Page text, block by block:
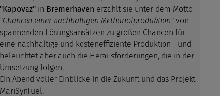
"Kapovaz" in Bremerhaven erzählt sie unter dem Motto
"Chancen einer nachhaltigen Methanolproduktion" von
spannenden Lösungsansätzen zu großen Chancen für
eine nachhaltige und kosteneffiziente Produktion - und
beleuchtet aber auch die Herausforderungen, die in der
Umsetzung folgen.
Ein Abend voller Einblicke in die Zukunft und das Projekt
MariSynFuel.